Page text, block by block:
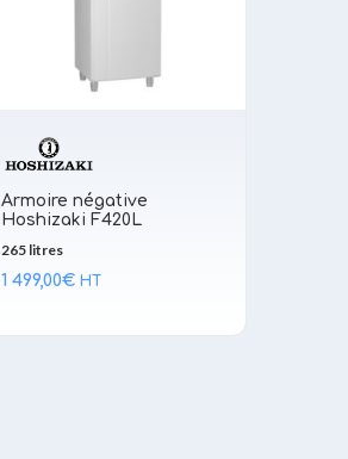
Armoire négative
Hoshizaki F420L
265 litres
1 499,00€ HT